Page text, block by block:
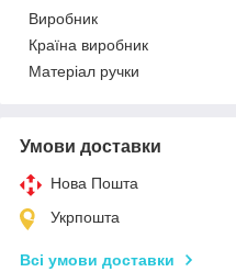
Виробник
Країна виробник
Матеріал ручки
Умови доставки
Нова Пошта
Укрпошта
Всі умови доставки